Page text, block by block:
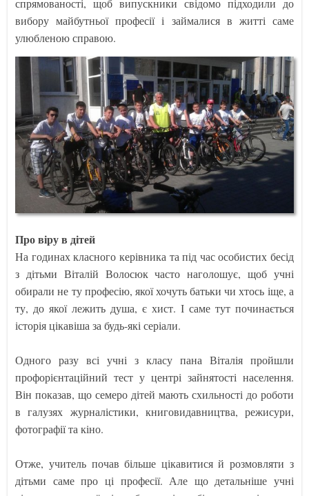
спрямованості, щоб випускники свідомо підходили до
вибору майбутньої професії і займалися в житті саме
улюбленою справою.
Про віру в дітей
На годинах класного керівника та під час особистих бесід
з дітьми Віталій Волосюк часто наголошує, щоб учні
обирали не ту професію, якої хочуть батьки чи хтось іще, а
ту, до якої лежить душа, є хист. І саме тут починається
історія цікавіша за будь-які серіали.
Одного разу всі учні з класу пана Віталія пройшли
профорієнтаційний тест у центрі зайнятості населення.
Він показав, що семеро дітей мають схильності до роботи
в галузях журналістики, книговидавництва, режисури,
фотографії та кіно.
Отже, учитель почав більше цікавитися й розмовляти з
дітьми саме про ці професії. Але що детальніше учні